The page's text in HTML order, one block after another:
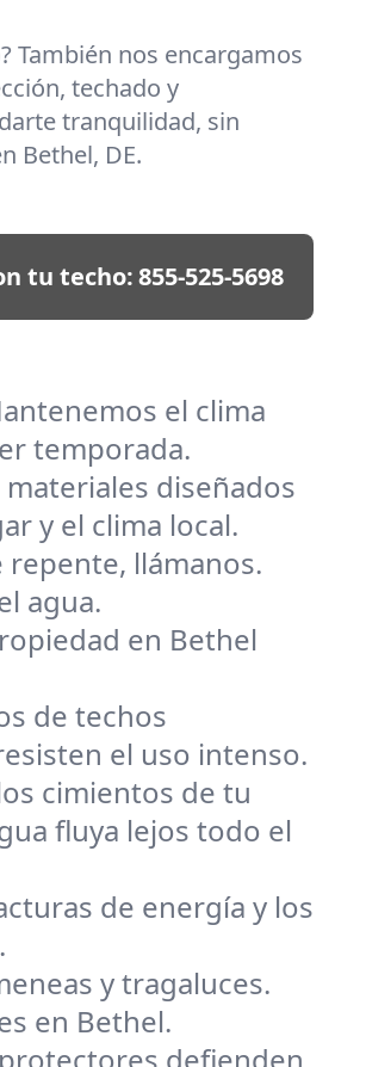
También nos encargamos
techado y
tranquilidad, sin
Bethel, DE.
tu techo:855-525-5698
el clima
temporada.
diseñados
y el clima local.
llámanos.
agua.
en Bethel
de techos
el uso intenso.
cimientos de tu
fluya lejos todo el
de energía y los
y tragaluces.
en Bethel.